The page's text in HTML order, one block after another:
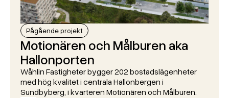
Pågående projekt
Motionären och Målburen aka
Hallonporten
Wåhlin Fastigheter bygger 202 bostadslägenheter
med hög kvalitet i centrala Hallonbergen i
Sundbyberg, i kvarteren Motionären och Målburen.